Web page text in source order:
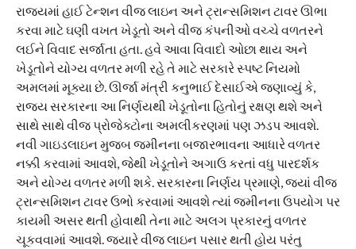
રાજ્યમાં હાઈ ટેન્શન વીજ લાઇન અને ટ્રાન્સમિશન ટાવર ઊભા
કરવા માટે ઘણી વખત ખેડૂતો અને વીજ કંપનીઓ વચ્ચે વળતરને
લઈને વિવાદ સર્જાતા હતા. હવે આવા વિવાદો ઓછા થાય અને
ખેડૂતોને યોગ્ય વળતર મળી રહે તે માટે સરકારે સ્પષ્ટ નિયમો
અમલમાં મૂક્યા છે. ઊર્જા મંત્રી કનુભાઈ દેસાઈએ જણાવ્યું કે,
રાજ્ય સરકારના આ નિર્ણયથી ખેડૂતોના હિતોનું રક્ષણ થશે અને
સાથે સાથે વીજ પ્રોજેક્ટોના અમલીકરણમાં પણ ઝડપ આવશે.
નવી ગાઇડલાઇન મુજબ જમીનના બજારભાવના આધારે વળતર
નક્કી કરવામાં આવશે, જેથી ખેડૂતોને અગાઉ કરતાં વધુ પારદર્શક
અને યોગ્ય વળતર મળી શકે. સરકારના નિર્ણય પ્રમાણે, જ્યાં વીજ
ટ્રાન્સમિશન ટાવર ઉભો કરવામાં આવશે ત્યાં જમીનના ઉપયોગ પર
કાયમી અસર થતી હોવાથી તેના માટે અલગ પ્રકારનું વળતર
ચૂકવવામાં આવશે. જ્યારે વીજ લાઇન પસાર થતી હોય પરંતુ